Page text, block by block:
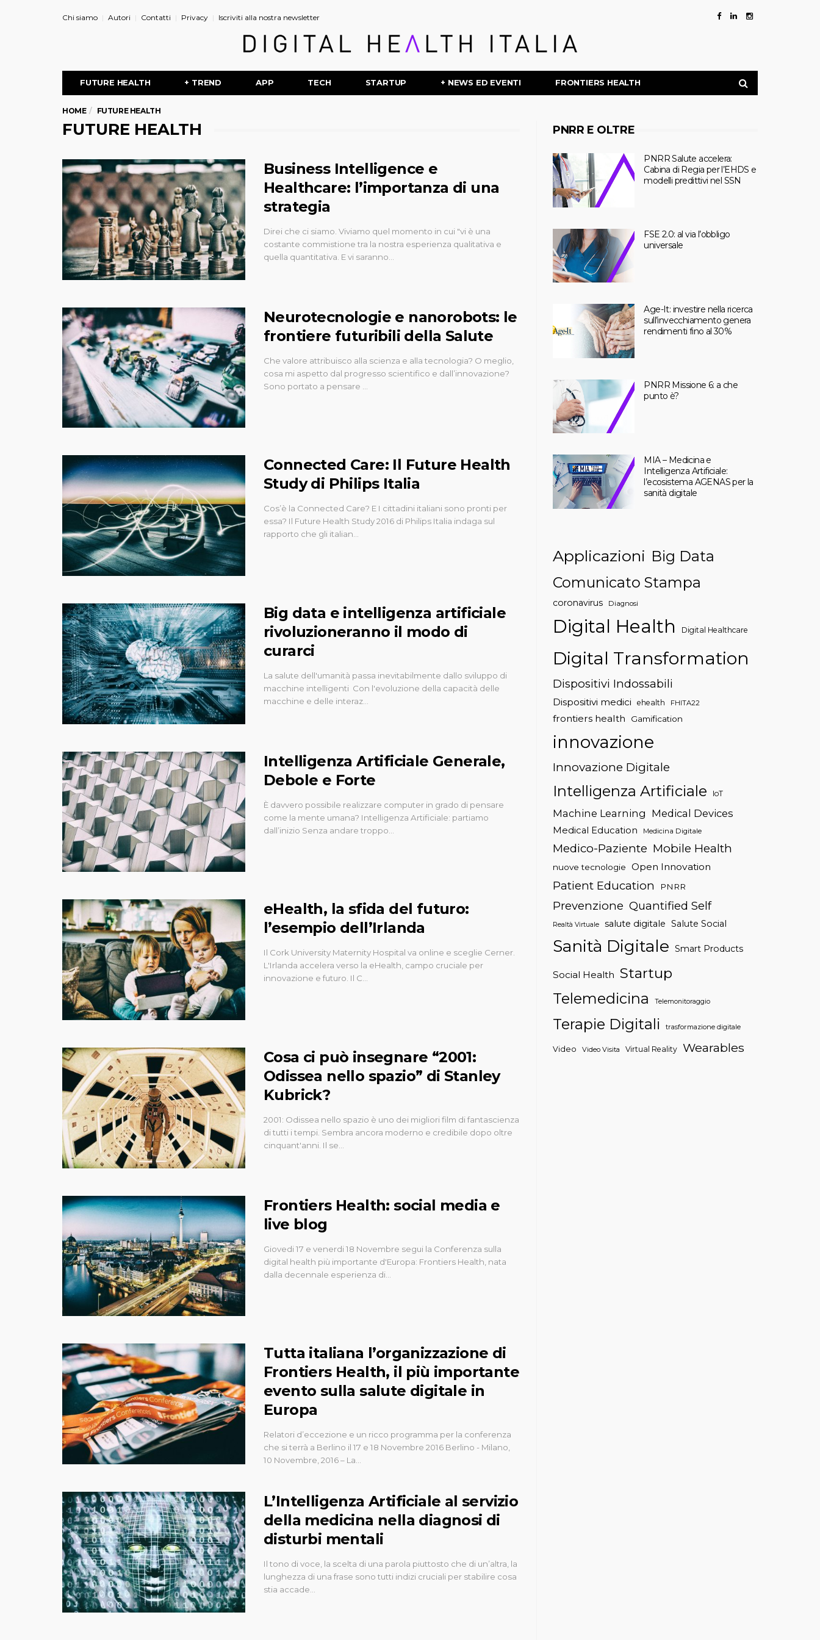
Chi siamo Autori Contatti Privacy Iscriviti alla nostra newsletter
FUTURE HEALTH + TREND APP TECH STARTUP + NEWS ED EVENTI FRONTIERS HEALTH
HOME FUTURE HEALTH
FUTURE HEALTH
Business Intelligence e
Healthcare: l’importanza di una
strategia
Direi che ci siamo. Viviamo quel momento in cui "vi è una
costante commistione tra la nostra esperienza qualitativa e
quella quantitativa. E vi saranno…
Neurotecnologie e nanorobots: le
frontiere futuribili della Salute
Che valore attribuisco alla scienza e alla tecnologia? O meglio,
cosa mi aspetto dal progresso scientifico e dall’innovazione?
Sono portato a pensare …
Connected Care: Il Future Health
Study di Philips Italia
Cos’è la Connected Care? E I cittadini italiani sono pronti per
essa? Il Future Health Study 2016 di Philips Italia indaga sul
rapporto che gli italian…
Big data e intelligenza artificiale
rivoluzioneranno il modo di
curarci
La salute dell'umanità passa inevitabilmente dallo sviluppo di
macchine intelligenti Con l'evoluzione della capacità delle
macchine e delle interaz…
Intelligenza Artificiale Generale,
Debole e Forte
È davvero possibile realizzare computer in grado di pensare
come la mente umana? Intelligenza Artificiale: partiamo
dall’inizio Senza andare troppo…
eHealth, la sfida del futuro:
l’esempio dell’Irlanda
Il Cork University Maternity Hospital va online e sceglie Cerner.
L'Irlanda accelera verso la eHealth, campo cruciale per
innovazione e futuro. Il C…
Cosa ci può insegnare “2001:
Odissea nello spazio” di Stanley
Kubrick?
2001: Odissea nello spazio è uno dei migliori film di fantascienza
di tutti i tempi. Sembra ancora moderno e credibile dopo oltre
cinquant'anni. Il se…
Frontiers Health: social media e
live blog
Giovedi 17 e venerdi 18 Novembre segui la Conferenza sulla
digital health più importante d'Europa: Frontiers Health, nata
dalla decennale esperienza di…
Tutta italiana l’organizzazione di
Frontiers Health, il più importante
evento sulla salute digitale in
Europa
Relatori d’eccezione e un ricco programma per la conferenza
che si terrà a Berlino il 17 e 18 Novembre 2016 Berlino - Milano,
10 Novembre, 2016 – La…
L’Intelligenza Artificiale al servizio
della medicina nella diagnosi di
disturbi mentali
Il tono di voce, la scelta di una parola piuttosto che di un’altra, la
lunghezza di una frase sono tutti indizi cruciali per stabilire cosa
stia accade…
PNRR E OLTRE
PNRR Salute accelera:
Cabina di Regia per l’EHDS e
modelli predittivi nel SSN
FSE 2.0: al via l’obbligo
universale
Age-It: investire nella ricerca
sull’invecchiamento genera
rendimenti fino al 30%
PNRR Missione 6: a che
punto è?
MIA – Medicina e
Intelligenza Artificiale:
l’ecosistema AGENAS per la
sanità digitale
Applicazioni Big Data
Comunicato Stampa
coronavirus Diagnosi
Digital Health Digital Healthcare
Digital Transformation
Dispositivi Indossabili
Dispositivi medici ehealth FHITA22
frontiers health Gamification
innovazione
Innovazione Digitale
Intelligenza Artificiale IoT
Machine Learning Medical Devices
Medical Education Medicina Digitale
Medico-Paziente Mobile Health
nuove tecnologie Open Innovation
Patient Education PNRR
Prevenzione Quantified Self
Realtà Virtuale salute digitale Salute Social
Sanità Digitale Smart Products
Social Health Startup
Telemedicina Telemonitoraggio
Terapie Digitali trasformazione digitale
Video Video Visita Virtual Reality Wearables